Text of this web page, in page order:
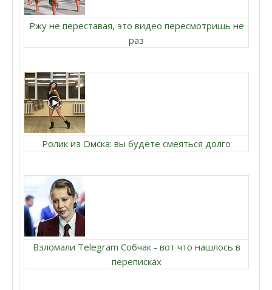
Ржу не переставая, это видео пересмотришь не
раз
Ролик из Омска: вы будете смеяться долго
Взломали Telegram Собчак - вот что нашлось в
переписках